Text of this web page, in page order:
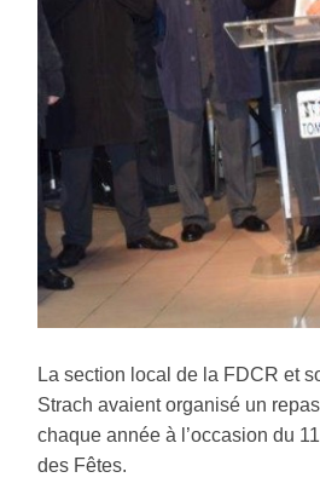
La section local de la FDCR et
Strach avaient organisé un
chaque année à l’occasion du
des Fêtes.